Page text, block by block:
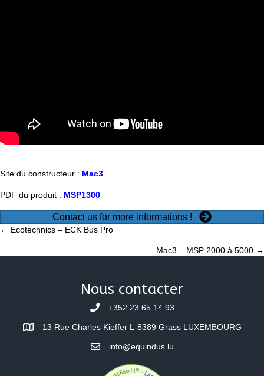
Site du constructeur : Mac3
PDF du produit : MSP1300
Contact us for more informations !
Posts
navigation
← Ecotechnics – ECK Bus Pro
Mac3 – MSP 2000 à 5000 →
Nous contacter
+352 23 65 14 93
13 Rue Charles Kieffer L-8389 Grass LUXEMBOURG
info@equindus.lu